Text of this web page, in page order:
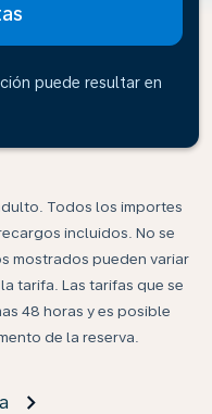
puede resultar en
Todos los importes
incluidos. No se
mostrados pueden variar
tarifa. Las tarifas que se
48 horas y es posible
de la reserva.